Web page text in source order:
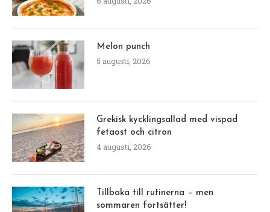
Melon punch
5 augusti, 2026
Grekisk kycklingsallad med vispad
fetaost och citron
4 augusti, 2026
Tillbaka till rutinerna – men
sommaren fortsätter!